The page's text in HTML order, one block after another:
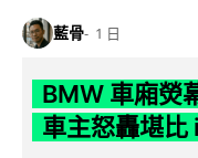
藍骨 1 日
BMW 車廂熒
車主怒轟堪比